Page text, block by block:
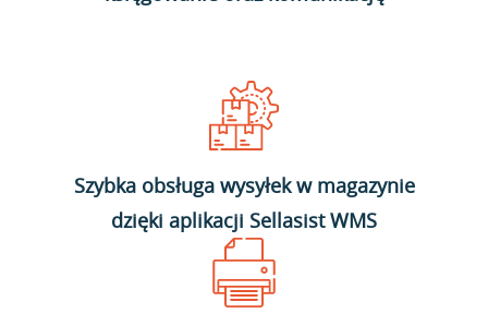
Szybka obsługa wysyłek w magazynie
dzięki aplikacji Sellasist WMS